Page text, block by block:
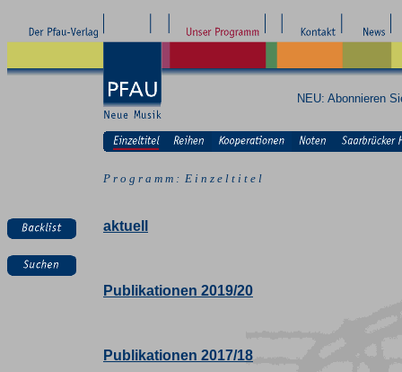
NEU: Abonnieren
P r o g r a m m : E i n z e l t i t e l
aktuell
Publikationen 2019/20
Publikationen 2017/18